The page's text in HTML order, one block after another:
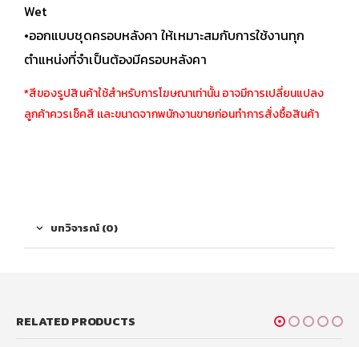
Wet
•ออกแบบชุดครอบหลังคา ให้เหมาะสมกับการใช้งานทุก
ตำแหน่งที่จำเป็นต้องมีครอบหลังคา
*สีของรูปสินค้าใช้สำหรับการโฆษณาเท่านั้น อาจมีการเปลี่ยนแปลง
ลูกค้าควรเช็คสี เเละขนาดจากพนักงานขายก่อนทำการสั่งซื้อสินค้า
บทวิจารณ์ (0)
RELATED PRODUCTS